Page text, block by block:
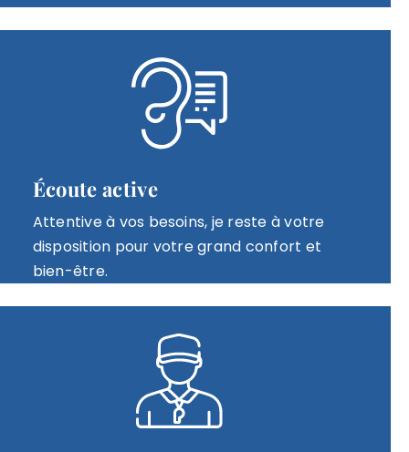
Écoute active
Attentive à vos besoins, je reste à votre
disposition pour votre grand confort et
bien-être.